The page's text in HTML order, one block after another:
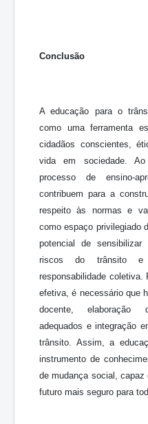
Conclusão
A educação para o
como uma ferramenta
cidadãos conscientes,
vida em sociedade.
processo de ensino-
contribuem para a
respeito às normas e
como espaço privilegiado
potencial de
riscos do trânsito
responsabilidade
efetiva, é necessário que
docente, elaboração
adequados e integração
trânsito. Assim, a
instrumento de
de mudança social,
futuro mais seguro para